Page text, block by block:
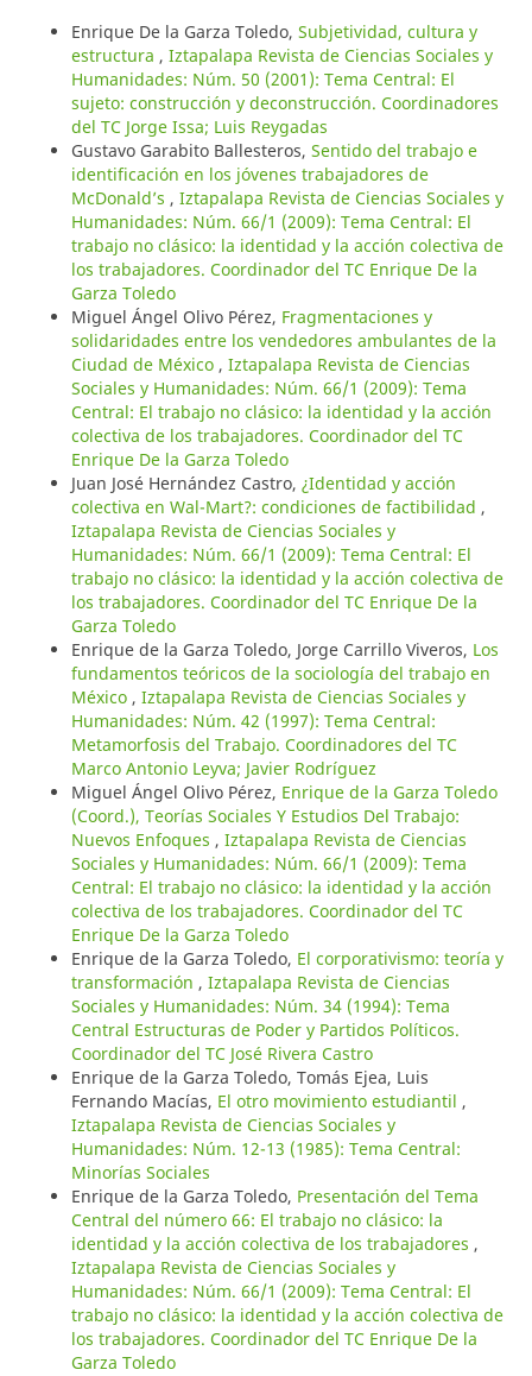
Enrique De la Garza Toledo, Subjetividad, cultura y
estructura , Iztapalapa Revista de Ciencias Sociales y
Humanidades: Núm. 50 (2001): Tema Central: El
sujeto: construcción y deconstrucción. Coordinadores
del TC Jorge Issa; Luis Reygadas
Gustavo Garabito Ballesteros, Sentido del trabajo e
identificación en los jóvenes trabajadores de
McDonald’s , Iztapalapa Revista de Ciencias Sociales y
Humanidades: Núm. 66/1 (2009): Tema Central: El
trabajo no clásico: la identidad y la acción colectiva de
los trabajadores. Coordinador del TC Enrique De la
Garza Toledo
Miguel Ángel Olivo Pérez, Fragmentaciones y
solidaridades entre los vendedores ambulantes de la
Ciudad de México , Iztapalapa Revista de Ciencias
Sociales y Humanidades: Núm. 66/1 (2009): Tema
Central: El trabajo no clásico: la identidad y la acción
colectiva de los trabajadores. Coordinador del TC
Enrique De la Garza Toledo
Juan José Hernández Castro, ¿Identidad y acción
colectiva en Wal-Mart?: condiciones de factibilidad ,
Iztapalapa Revista de Ciencias Sociales y
Humanidades: Núm. 66/1 (2009): Tema Central: El
trabajo no clásico: la identidad y la acción colectiva de
los trabajadores. Coordinador del TC Enrique De la
Garza Toledo
Enrique de la Garza Toledo, Jorge Carrillo Viveros, Los
fundamentos teóricos de la sociología del trabajo en
México , Iztapalapa Revista de Ciencias Sociales y
Humanidades: Núm. 42 (1997): Tema Central:
Metamorfosis del Trabajo. Coordinadores del TC
Marco Antonio Leyva; Javier Rodríguez
Miguel Ángel Olivo Pérez, Enrique de la Garza Toledo
(Coord.), Teorías Sociales Y Estudios Del Trabajo:
Nuevos Enfoques , Iztapalapa Revista de Ciencias
Sociales y Humanidades: Núm. 66/1 (2009): Tema
Central: El trabajo no clásico: la identidad y la acción
colectiva de los trabajadores. Coordinador del TC
Enrique De la Garza Toledo
Enrique de la Garza Toledo, El corporativismo: teoría y
transformación , Iztapalapa Revista de Ciencias
Sociales y Humanidades: Núm. 34 (1994): Tema
Central Estructuras de Poder y Partidos Políticos.
Coordinador del TC José Rivera Castro
Enrique de la Garza Toledo, Tomás Ejea, Luis
Fernando Macías, El otro movimiento estudiantil ,
Iztapalapa Revista de Ciencias Sociales y
Humanidades: Núm. 12-13 (1985): Tema Central:
Minorías Sociales
Enrique de la Garza Toledo, Presentación del Tema
Central del número 66: El trabajo no clásico: la
identidad y la acción colectiva de los trabajadores ,
Iztapalapa Revista de Ciencias Sociales y
Humanidades: Núm. 66/1 (2009): Tema Central: El
trabajo no clásico: la identidad y la acción colectiva de
los trabajadores. Coordinador del TC Enrique De la
Garza Toledo